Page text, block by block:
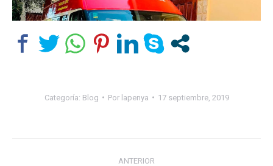
Categoría: Blog Por lapenya 17 septiembre, 2019
ANTERIOR